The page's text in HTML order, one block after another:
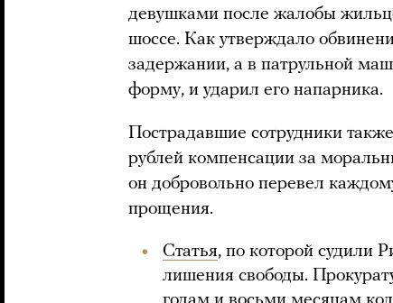
девушками после жалобы
шоссе. Как утверждало
задержании, а в патрульной
форму, и ударил его напарника.
Пострадавшие сотрудники
рублей компенсации за
он добровольно перевел
прощения.
Статья, по которой судили
лишения свободы.